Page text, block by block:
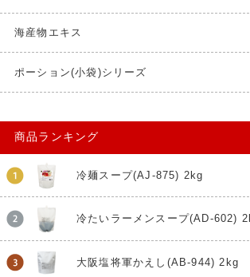
海産物エキス
ポーション(小袋)シリーズ
商品ランキング
冷麺スープ(AJ-875) 2kg
冷たいラーメンスープ(AD-602)
大阪塩将軍かえし(AB-944) 2kg